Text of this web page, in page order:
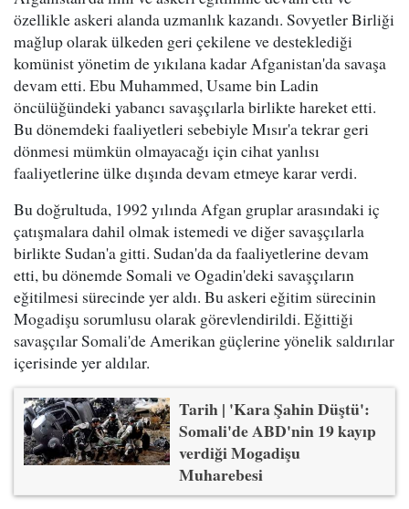
özellikle askeri alanda uzmanlık kazandı. Sovyetler Birliği
mağlup olarak ülkeden geri çekilene ve desteklediği
komünist yönetim de yıkılana kadar Afganistan'da savaşa
devam etti. Ebu Muhammed, Usame bin Ladin
öncülüğündeki yabancı savaşçılarla birlikte hareket etti.
Bu dönemdeki faaliyetleri sebebiyle Mısır'a tekrar geri
dönmesi mümkün olmayacağı için cihat yanlısı
faaliyetlerine ülke dışında devam etmeye karar verdi.
Bu doğrultuda, 1992 yılında Afgan gruplar arasındaki iç
çatışmalara dahil olmak istemedi ve diğer savaşçılarla
birlikte Sudan'a gitti. Sudan'da da faaliyetlerine devam
etti, bu dönemde Somali ve Ogadin'deki savaşçıların
eğitilmesi sürecinde yer aldı. Bu askeri eğitim sürecinin
Mogadişu sorumlusu olarak görevlendirildi. Eğittiği
savaşçılar Somali'de Amerikan güçlerine yönelik saldırılar
içerisinde yer aldılar.
Tarih | 'Kara Şahin Düştü':
Somali'de ABD'nin 19 kayıp
verdiği Mogadişu
Muharebesi